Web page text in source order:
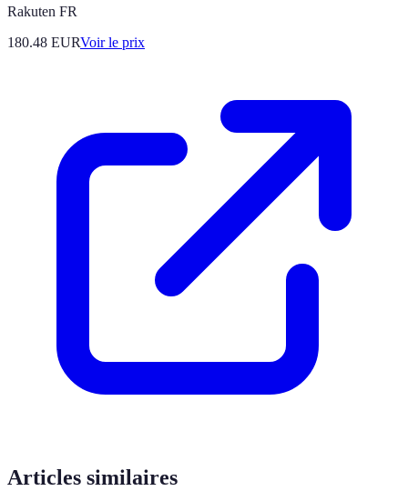
Rakuten FR
180.48 EURVoir le prix
Articles similaires